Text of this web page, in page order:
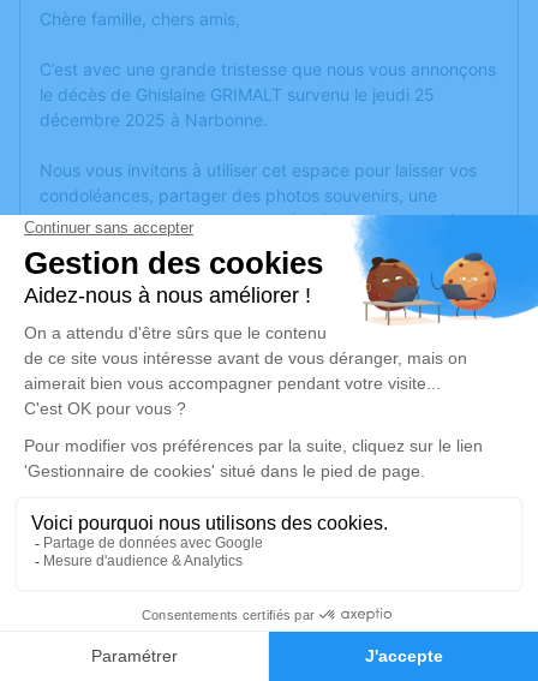
Faire-part Hommages
Chère famille, chers amis,
C’est avec une grande tristesse que nous vous annonçons
le décès de Ghislaine GRIMALT survenu le jeudi 25
décembre 2025 à Narbonne.
Nous vous invitons à utiliser cet espace pour laisser vos
condoléances, partager des photos souvenirs, une
anecdote ou exprimer vos pensées à travers des poèmes
ou des textes. Cet endroit est un lieu d'expression dédié à
honorer la mémoire de Ghislaine GRIMALT.
Je rends hommage
Cérémonie religieuse
mardi 30 décembre 2025 à 16h00
Eglise Sainte Eulalie de Roubia
Déroulé des obsèques